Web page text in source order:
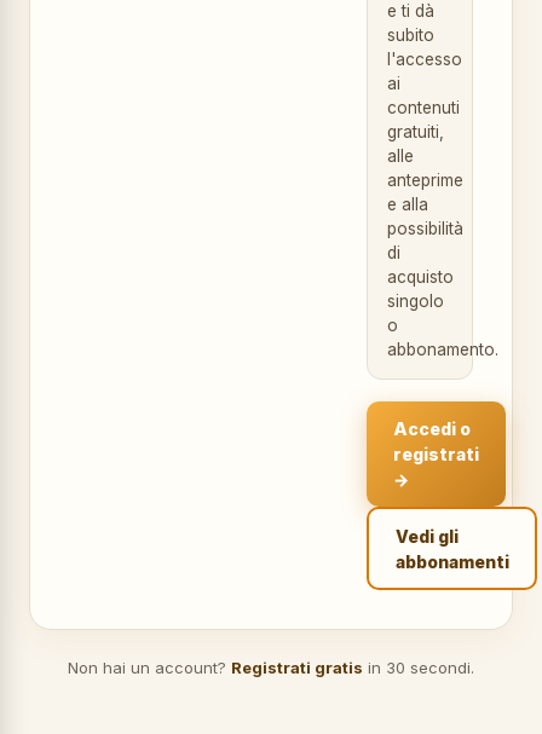
e ti dà
subito
l'accesso
ai
contenuti
gratuiti,
alle
anteprime
e alla
possibilità
di
acquisto
singolo
o
abbonamento.
Accedi o
registrati
→
Vedi gli
abbonamenti
Non hai un account? Registrati gratis in 30 secondi.